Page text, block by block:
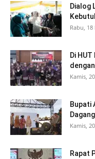
Dialog
Rabu, 18
Di
Kamis,
Bupati
Kamis,
Rapat